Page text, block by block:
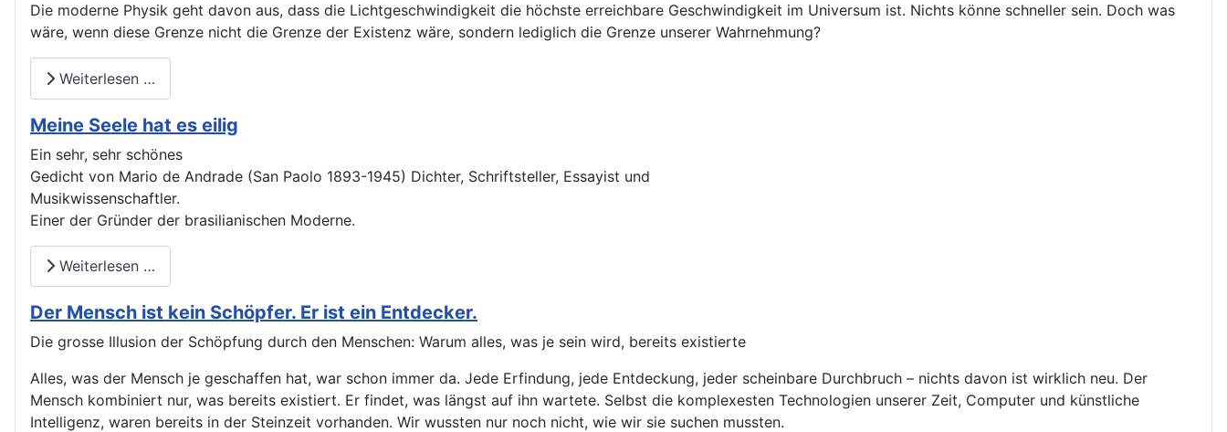
Die moderne Physik geht davon aus, dass die Lichtgeschwindigkeit die höchste erreichbare Geschwindigkeit im Universum ist. Nichts könne schneller sein. Doch was
wäre, wenn diese Grenze nicht die Grenze der Existenz wäre, sondern lediglich die Grenze unserer Wahrnehmung?
Weiterlesen …
Meine Seele hat es eilig
Ein sehr, sehr schönes
Gedicht von Mario de Andrade (San Paolo 1893-1945) Dichter, Schriftsteller, Essayist und
Musikwissenschaftler.
Einer der Gründer der brasilianischen Moderne.
Weiterlesen …
Der Mensch ist kein Schöpfer. Er ist ein Entdecker.
Die grosse Illusion der Schöpfung durch den Menschen: Warum alles, was je sein wird, bereits existierte
Alles, was der Mensch je geschaffen hat, war schon immer da. Jede Erfindung, jede Entdeckung, jeder scheinbare Durchbruch – nichts davon ist wirklich neu. Der
Mensch kombiniert nur, was bereits existiert. Er findet, was längst auf ihn wartete. Selbst die komplexesten Technologien unserer Zeit, Computer und künstliche
Intelligenz, waren bereits in der Steinzeit vorhanden. Wir wussten nur noch nicht, wie wir sie suchen mussten.